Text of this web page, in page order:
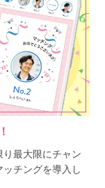
最大限にチャン
チングを導入し